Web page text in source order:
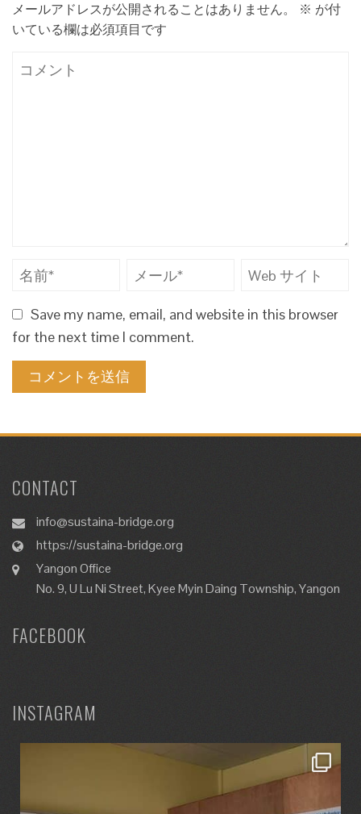
メールアドレスが公開されることはありません。 ※ が付
いている欄は必須項目です
Save my name, email, and website in this browser
for the next time I comment.
CONTACT
info@sustaina-bridge.org
https://sustaina-bridge.org
Yangon Office
No. 9, U Lu Ni Street, Kyee Myin Daing Township, Yangon
FACEBOOK
INSTAGRAM